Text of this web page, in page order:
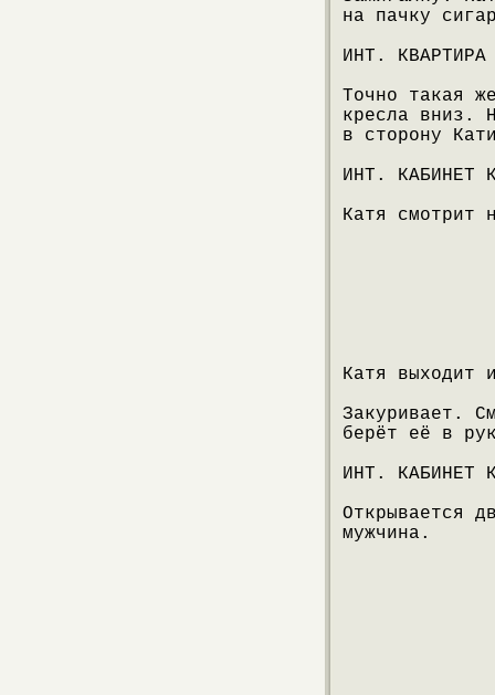
на пачку
ИНТ. КВАРТИРА
Точно такая
кресла вниз.
в сторону
ИНТ. КАБИНЕТ
Катя смотрит
Катя выходит
Закуривает.
берёт её в
ИНТ. КАБИНЕТ
Открывается
мужчина.